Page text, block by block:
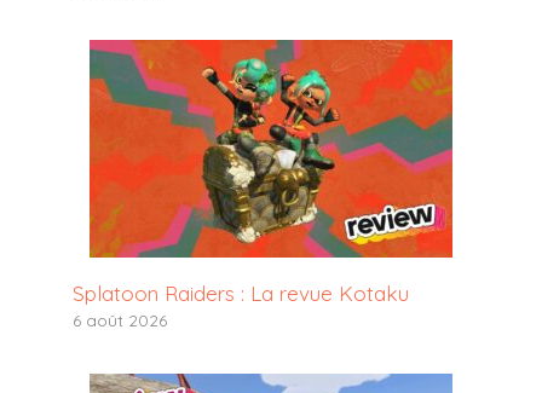
Splatoon Raiders : La revue Kotaku
6 août 2026